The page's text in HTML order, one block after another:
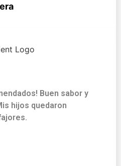
Buen sabor y
hijos quedaron